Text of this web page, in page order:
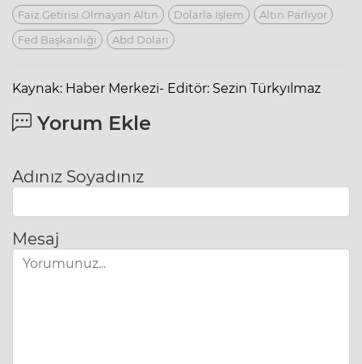
Faiz Getirisi Olmayan Altın
Dolarla Işlem
Altın Parlıyor
Fed Başkanlığı
Abd Doları
Kaynak: Haber Merkezi- Editör: Sezin Türkyılmaz
Yorum Ekle
Adınız Soyadınız
Mesaj